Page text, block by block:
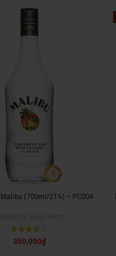
Malibu (700ml/21%) – PC004
350,000₫